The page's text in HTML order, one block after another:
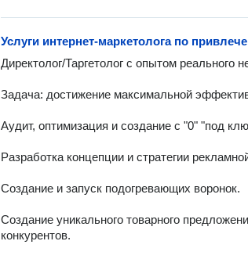
Услуги интернет-маркетолога по
Директолог/Таргетолог с опытом реального
Задача: достижение максимальной
Аудит, оптимизация и создание с "0" "под
Разработка концепции и стратегии
Создание и запуск подогревающих воронок.
Создание уникального товарного
конкурентов.